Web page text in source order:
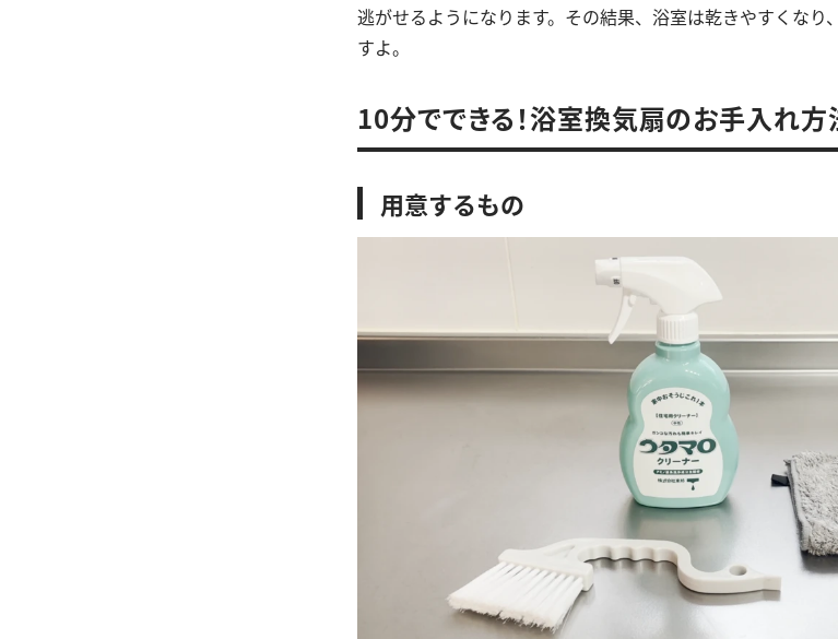
逃がせるようになります。その結果、浴室は乾きやすくなり
すよ。
10分でできる！浴室換気扇のお手入れ方
用意するもの